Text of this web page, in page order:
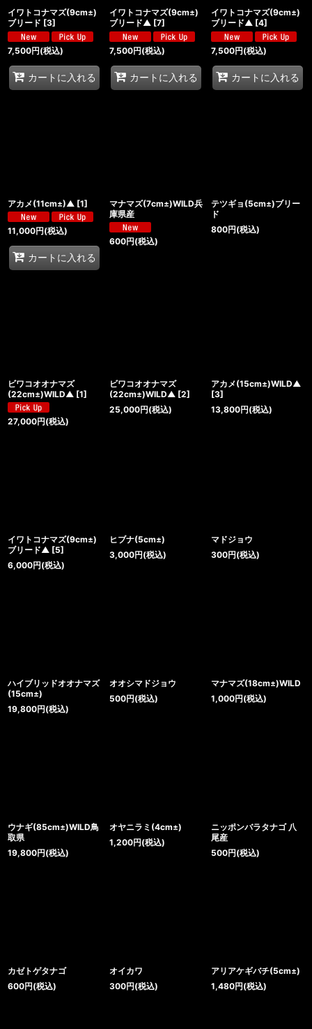
イワトコナマズ(9cm±)
ブリード [3]
7,500円(税込)
カートに入れる
イワトコナマズ(9cm±)
ブリード▲ [7]
7,500円(税込)
カートに入れる
イワトコナマズ(9cm±)
ブリード▲ [4]
7,500円(税込)
カートに入れる
アカメ(11cm±)▲ [1]
11,000円(税込)
カートに入れる
マナマズ(7cm±)WILD兵
庫県産
600円(税込)
テツギョ(5cm±)ブリー
ド
800円(税込)
ビワコオオナマズ
(22cm±)WILD▲ [1]
27,000円(税込)
ビワコオオナマズ
(22cm±)WILD▲ [2]
25,000円(税込)
アカメ(15cm±)WILD▲
[3]
13,800円(税込)
イワトコナマズ(9cm±)
ブリード▲ [5]
6,000円(税込)
ヒブナ(5cm±)
3,000円(税込)
マドジョウ
300円(税込)
ハイブリッドオオナマズ
(15cm±)
19,800円(税込)
オオシマドジョウ
500円(税込)
マナマズ(18cm±)WILD
1,000円(税込)
ウナギ(85cm±)WILD鳥
取県
19,800円(税込)
オヤニラミ(4cm±)
1,200円(税込)
ニッポンバラタナゴ 八
尾産
500円(税込)
カゼトゲタナゴ
600円(税込)
オイカワ
300円(税込)
アリアケギバチ(5cm±)
1,480円(税込)